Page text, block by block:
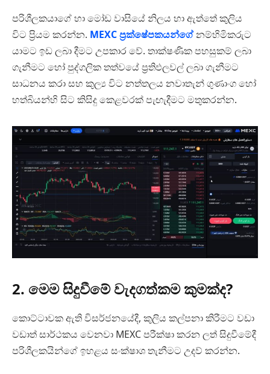
පරිශීලකයාගේ හා මෝඩ වාසියේ නිලය හා ඇත්තේ කුලිය
විට ප්‍රියම කරන්න. MEXC ප්‍රක්ෂේපකයන්ගේනම්හිමිකරුට
යාමට ඉඩ ලබා දීමට උපකාර වේ. තාක්ෂණික පහසුකම් ලබා
ගැනීමට හෝ පුද්ගලික තත්වයේ ප්‍රතිඵලවල් ලබා ගැනීමට
සාධනය කරා සහ කුල්‍ය විට නත්තලය නවාතැන් ගුණාංග හෝ
හත්බියන්හි සිට කිසිදු කෙළවරක් පැඟැදීමට මතුකරන්න.
2. මෙම සිදුවීමේ වැදගත්කම කුමක්ද?
කොට්ටාවක ඇති විසර්ජනයේදී, කුලිය කල්පනා කිරීමට වඩා
වඩාත් සාර්ථකය වෙනවා MEXC පරීක්ෂා කරන ලත් සිදුවීමේදී
පරිශීලකයින්ගේ ඉහළය සංක්ෂාශ තැනීමට උදව් කරන්න.